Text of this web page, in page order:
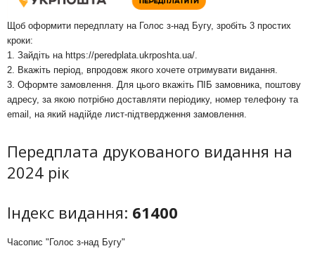
Щоб оформити передплату на Голос з-над Бугу, зробіть 3 простих
кроки:
1. Зайдіть на https://peredplata.ukrposhta.ua/
2. Вкажіть період, впродовж якого хочете отримувати видання.
3. Оформте замовлення. Для цього вкажіть ПІБ замовника, поштову
адресу, за якою потрібно доставляти періодику, номер телефону та
email, на який надійде лист-підтвердження замовлення.
Передплата друкованого видання на
2024 рік
Індекс видання: 61400
Часопис "Голос з-над Бугу"